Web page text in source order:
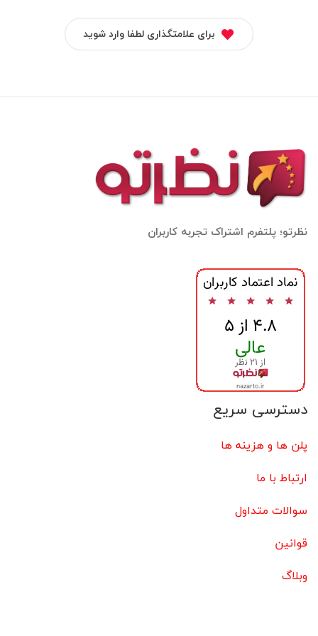
برای علامتگذاری لطفا وارد شوید
نظرتو؛ پلتفرم اشتراک تجربه کاربران
دسترسی سریع
پلن ها و هزینه ها
ارتباط با ما
سوالات متداول
قوانین
وبلاگ